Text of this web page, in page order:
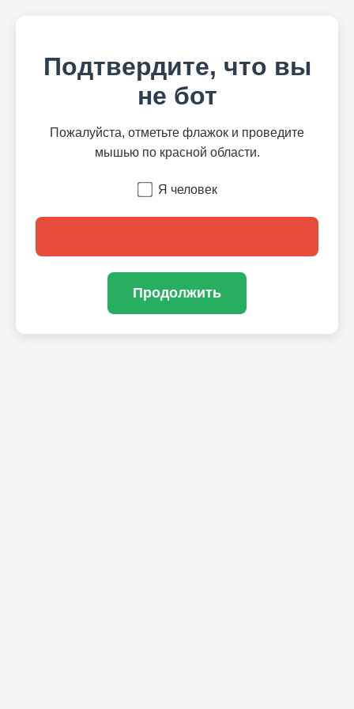
Подтвердите, что вы
не бот
Пожалуйста, отметьте флажок и проведите
мышью по красной области.
Я человек
Продолжить